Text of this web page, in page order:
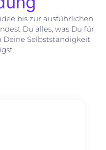
bis zur ausführlichen
Du alles, was Du für
Selbstständigkeit